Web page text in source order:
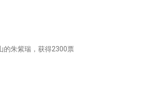
的朱紫瑞，获得2300票